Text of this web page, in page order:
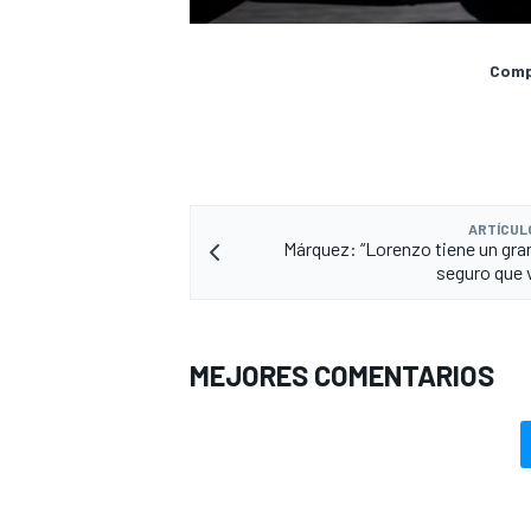
Márquez: “Lorenzo tiene un
seguro que
MEJORES COMENTARIOS